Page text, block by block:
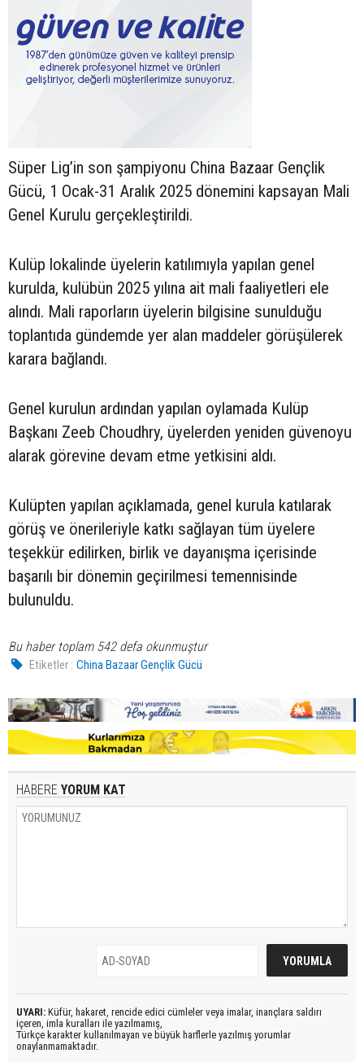
Süper Lig’in son şampiyonu China Bazaar Gençlik
Gücü, 1 Ocak-31 Aralık 2025 dönemini kapsayan Mali
Genel Kurulu gerçekleştirildi.
Kulüp lokalinde üyelerin katılımıyla yapılan genel
kurulda, kulübün 2025 yılına ait mali faaliyetleri ele
alındı. Mali raporların üyelerin bilgisine sunulduğu
toplantıda gündemde yer alan maddeler görüşülerek
karara bağlandı.
Genel kurulun ardından yapılan oylamada Kulüp
Başkanı Zeeb Choudhry, üyelerden yeniden güvenoyu
alarak görevine devam etme yetkisini aldı.
Kulüpten yapılan açıklamada, genel kurula katılarak
görüş ve önerileriyle katkı sağlayan tüm üyelere
teşekkür edilirken, birlik ve dayanışma içerisinde
başarılı bir dönemin geçirilmesi temennisinde
bulunuldu.
Bu haber toplam 542 defa okunmuştur
Etiketler : China Bazaar Gençlik Gücü
HABERE YORUM KAT
UYARI: Küfür, hakaret, rencide edici cümleler veya imalar, inançlara saldırı
içeren, imla kuralları ile yazılmamış,
Türkçe karakter kullanılmayan ve büyük harflerle yazılmış yorumlar
onaylanmamaktadır.